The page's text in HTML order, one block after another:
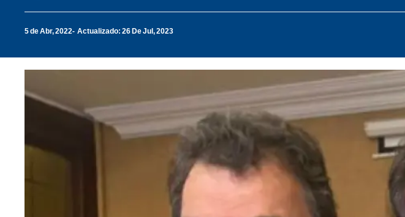
5 de Abr, 2022 Actualizado: 26 De Jul, 2023